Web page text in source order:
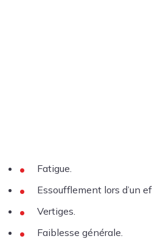
Fatigue.
Essoufflement lors d’un
Vertiges.
Faiblesse générale.